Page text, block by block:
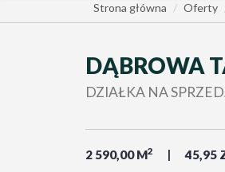
Strona główna Oferty
DĄBROWA
DZIAŁKA NA
2 590,00 M2 45,95